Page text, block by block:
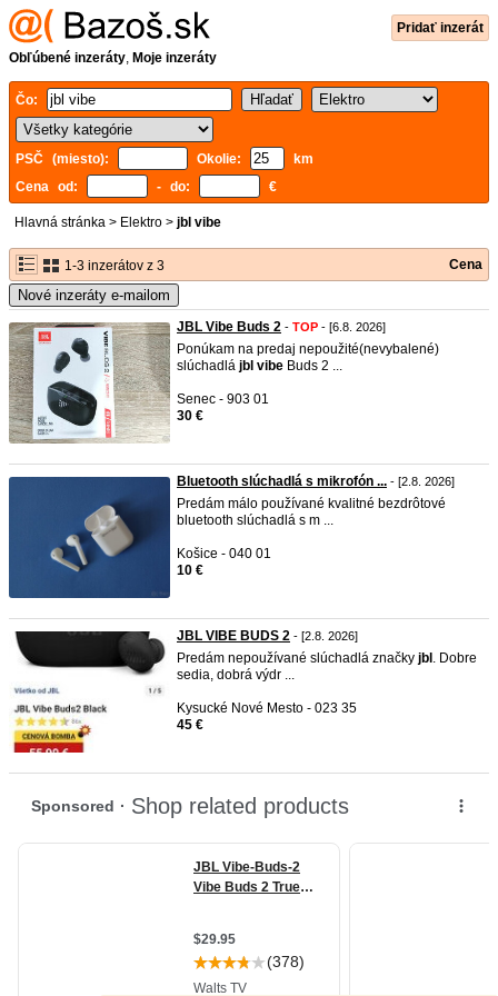
Pridať inzerát
Obľúbené inzeráty, Moje inzeráty
Čo:
PSČ (miesto): Okolie:
km
Cena od:
- do: €
Hlavná stránka > Elektro > jbl vibe
1-3 inzerátov z 3 Cena
Nové inzeráty e-mailom
JBL Vibe Buds 2 - TOP - [6.8. 2026]
Ponúkam na predaj nepoužité(nevybalené)
slúchadlá jbl vibe Buds 2 ...
Senec - 903 01
30 €
Bluetooth slúchadlá s mikrofón ... - [2.8. 2026]
Predám málo používané kvalitné bezdrôtové
bluetooth slúchadlá s m ...
Košice - 040 01
10 €
JBL VIBE BUDS 2 - [2.8. 2026]
Predám nepoužívané slúchadlá značky jbl . Dobre
sedia, dobrá výdr ...
Kysucké Nové Mesto - 023 35
45 €